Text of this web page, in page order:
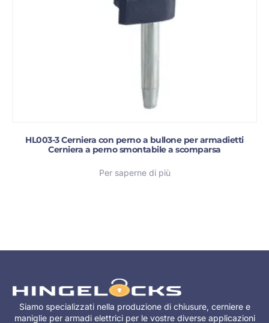
HL003-3 Cerniera con perno a bullone per armadietti
Cerniera a perno smontabile a scomparsa
Per saperne di più
Siamo specializzati nella produzione di chiusure, cerniere e
maniglie per armadi elettrici per le vostre diverse applicazioni